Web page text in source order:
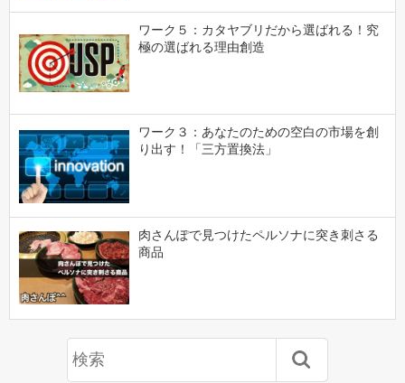
ワーク５：カタヤブリだから選ばれる！究
極の選ばれる理由創造
ワーク３：あなたのための空白の市場を創
り出す！「三方置換法」
肉さんぽで見つけたペルソナに突き刺さる
商品